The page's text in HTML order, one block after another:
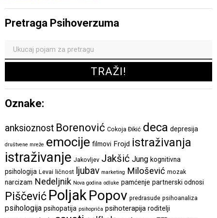
Pretraga Psihoverzuma
Oznake:
anksioznost Borenović Cokoja Đikić deca depresija
društvene mreže emocije filmovi Frojd istraživanja
istraživanje Jakovljev Jakšić Jung kognitivna
psihologija Levai ličnost ljubav marketing Milošević mozak
narcizam Nedeljnik Nova godina odluke pamćenje partnerski odnosi
Piščević PoljakPopov predrasude psihoanaliza
psihologija psihopatija psihopriča psihoterapija roditelji